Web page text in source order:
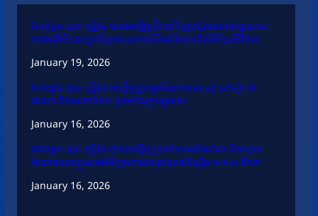
ឯកឧត្តម សុខ ពុទ្ធិវុធ បានអញ្ជើញដឹកនាំកិច្ចប្រជុំតាមដានវឌ្ឍនភាព
ការងារវិស័យបច្ចេកវិទ្យាគមនាគមន៍និងព័ត៌មាននិងវិស័យឌីជីថល
January 19, 2026
ឯកឧត្តម សុខ ពុទ្ធិវុធ អញ្ជើញចូលរួមរំលែកមរណទុក្ខ ឧកញ៉ា ជា
ដាណា និងលោកជំទាវ ព្រមទាំងក្រុមគ្រួសារ
January 16, 2026
ឯកឧត្តម សុខ ពុទ្ធិវុធ បានអញ្ជើញជួបសំណេះសំណាល និងទទួល
អំណោយសប្បុរសធម៌ពីក្រុមការងារគ្រប់គ្រងនិស្សិត អ.ម.ត ទី១២
January 16, 2026